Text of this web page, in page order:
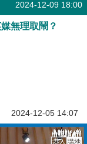
2024-12-09 18:00
無理取鬧？
2024-12-05 14:07